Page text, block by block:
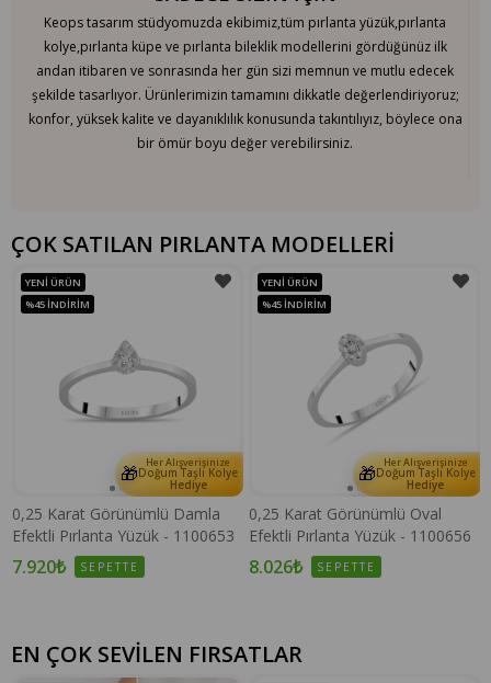
Keops tasarım stüdyomuzda ekibimiz,tüm pırlanta yüzük,pırlanta
kolye,pırlanta küpe ve pırlanta bileklik modellerini gördüğünüz ilk
andan itibaren ve sonrasında her gün sizi memnun ve mutlu edecek
şekilde tasarlıyor. Ürünlerimizin tamamını dikkatle değerlendiriyoruz;
konfor, yüksek kalite ve dayanıklılık konusunda takıntılıyız, böylece ona
bir ömür boyu değer verebilirsiniz.
ÇOK SATILAN PIRLANTA MODELLERİ
🎁 Her Alışverişinize
Doğum Taşlı Kolye
Hediye
0,25 Karat Görünümlü Damla
Efektli Pırlanta Yüzük - 1100653
7.920₺ SEPETTE
YENI ÜRÜN
%45 İNDIRIM
🎁 Her Alışverişinize
Doğum Taşlı Kolye
Hediye
0,25 Karat Görünümlü Oval
Efektli Pırlanta Yüzük - 1100656
8.026₺ SEPETTE
YENI ÜRÜN
%45 İNDIRIM
EN ÇOK SEVİLEN FIRSATLAR